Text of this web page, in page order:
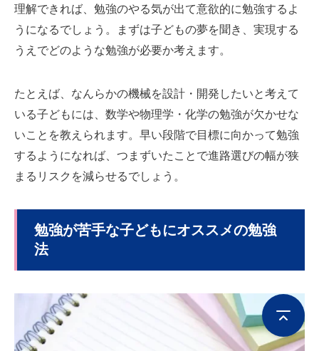
理解できれば、勉強のやる気が出て意欲的に勉強するよ
うになるでしょう。まずは子どもの夢を聞き、実現する
うえでどのような勉強が必要か考えます。
たとえば、なんらかの機械を設計・開発したいと考えて
いる子どもには、数学や物理学・化学の勉強が欠かせな
いことを教えられます。早い段階で目標に向かって勉強
するようになれば、つまずいたことで進路選びの幅が狭
まるリスクを減らせるでしょう。
勉強が苦手な子どもにオススメの勉強
法